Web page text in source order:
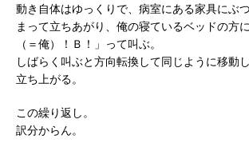
動き自体はゆっくりで、病室にある家具にぶ
まって立ちあがり、俺の寝ているベッドの方
（＝俺）！Ｂ！」って叫ぶ。
しばらく叫ぶと方向転換して同じように移動
立ち上がる。
この繰り返し。
訳分からん。